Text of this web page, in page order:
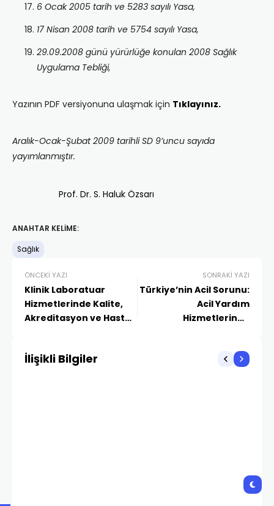
6 Ocak 2005 tarih ve 5283 sayılı Yasa,
17 Nisan 2008 tarih ve 5754 sayılı Yasa,
29.09.2008 günü yürürlüğe konulan 2008 Sağlık
Uygulama Tebliği,
Yazının PDF versiyonuna ulaşmak için Tıklayınız.
Aralık-Ocak-Şubat 2009 tarihli SD 9’uncu sayıda
yayımlanmıştır.
Prof. Dr. S. Haluk Özsarı
ANAHTAR KELIME:
Sağlık
ÖNCEKI YAZI
Klinik Laboratuar
Hizmetlerinde Kalite,
Akreditasyon ve Hasta
SONRAKI YAZI
Türkiye’nin Acil Sorunu:
Acil Yardım
Hizmetlerinde
İlişikli Bilgiler